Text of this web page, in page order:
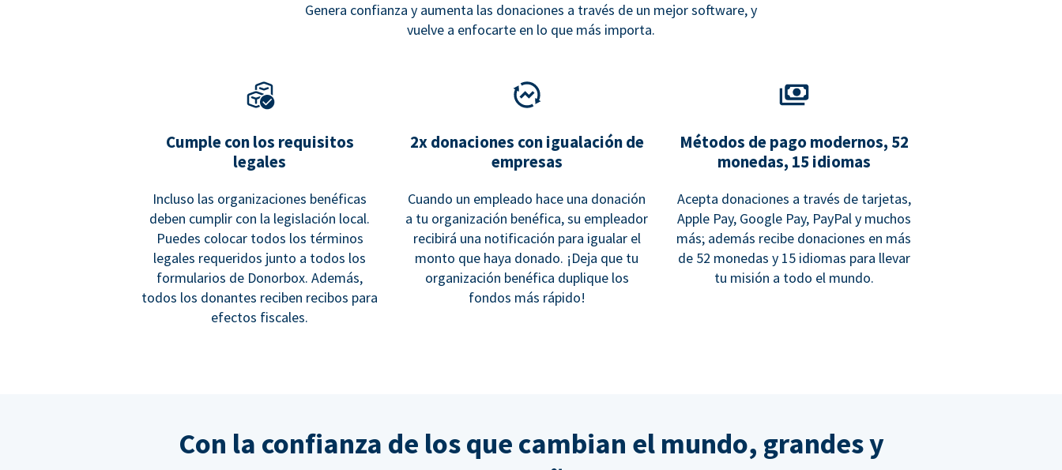
Genera confianza y aumenta las donaciones a través de un mejor software, y
vuelve a enfocarte en lo que más importa.
Cumple con los requisitos
legales
Incluso las organizaciones benéficas
deben cumplir con la legislación local.
Puedes colocar todos los términos
legales requeridos junto a todos los
formularios de Donorbox. Además,
todos los donantes reciben recibos para
efectos fiscales.
2x donaciones con igualación de
empresas
Cuando un empleado hace una donación
a tu organización benéfica, su empleador
recibirá una notificación para igualar el
monto que haya donado. ¡Deja que tu
organización benéfica duplique los
fondos más rápido!
Métodos de pago modernos, 52
monedas, 15 idiomas
Acepta donaciones a través de tarjetas,
Apple Pay, Google Pay, PayPal y muchos
más; además recibe donaciones en más
de 52 monedas y 15 idiomas para llevar
tu misión a todo el mundo.
Con la confianza de los que cambian el mundo, grandes y